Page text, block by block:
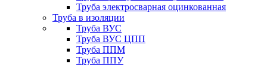
Труба электросварная оцинкованная
Труба в изоляции
Труба ВУС
Труба ВУС ЦПП
Труба ППМ
Труба ППУ